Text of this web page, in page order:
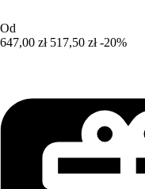
Od
647,00 zł 517,50 zł -20%